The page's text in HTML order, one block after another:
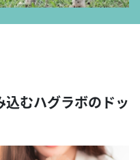
むハグラボのドッ